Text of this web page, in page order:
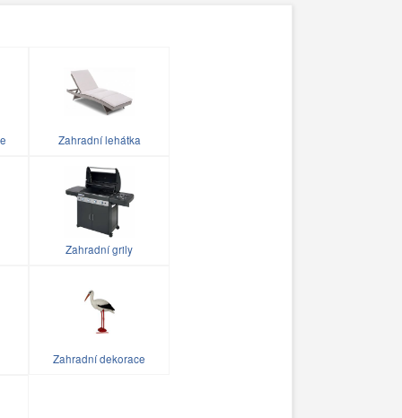
Zahradní lehátka
Zahradní grily
Zahradní dekorace